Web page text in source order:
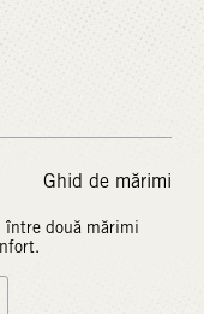
Ghid de mărimi
între două mărimi